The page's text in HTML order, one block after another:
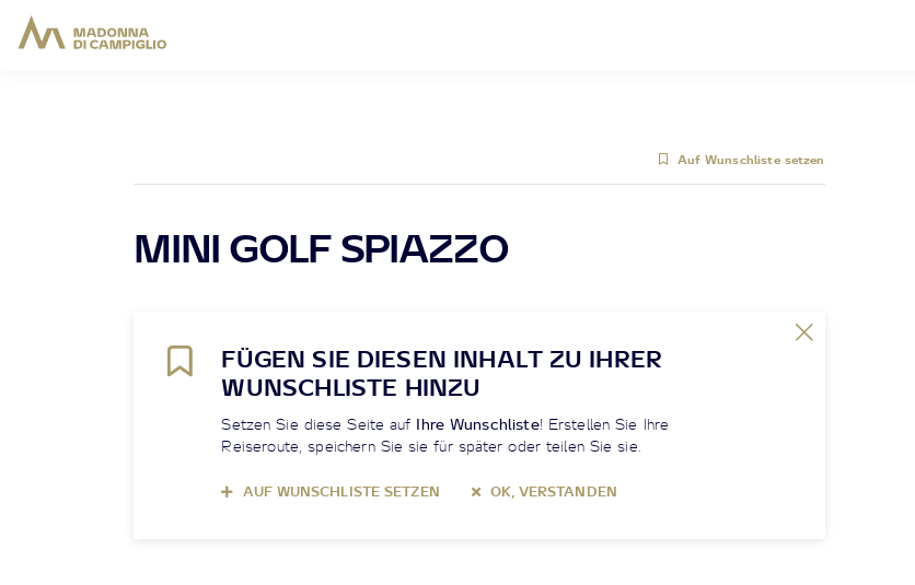
Auf Wunschliste setzen
MINI GOLF SPIAZZO
FÜGEN SIE DIESEN INHALT ZU IHRER
WUNSCHLISTE HINZU
Setzen Sie diese Seite auf Ihre Wunschliste! Erstellen Sie Ihre
Reiseroute, speichern Sie sie für später oder teilen Sie sie.
AUF WUNSCHLISTE SETZEN OK, VERSTANDEN